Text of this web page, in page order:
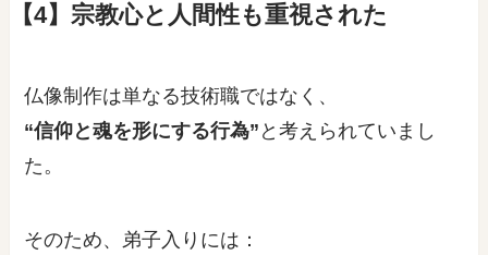
【4】宗教心と人間性も重視された
仏像制作は単なる技術職ではなく、
“信仰と魂を形にする行為” と考えられていまし
た。
そのため、弟子入りには：